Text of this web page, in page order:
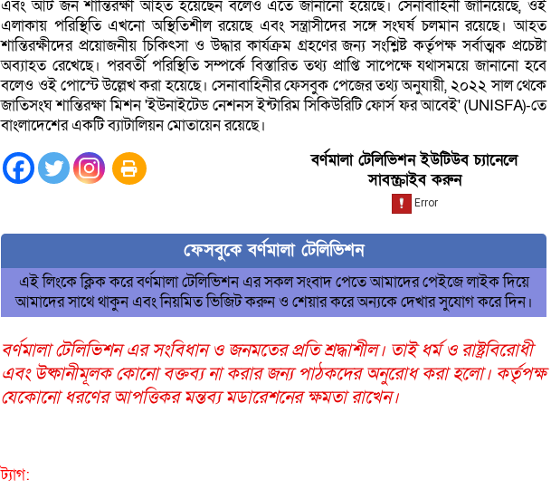
এবং আট জন শান্তিরক্ষী আহত হয়েছেন বলেও এতে জানানো হয়েছে। সেনাবাহিনী জানিয়েছে, ওই
এলাকায় পরিস্থিতি এখনো অস্থিতিশীল রয়েছে এবং সন্ত্রাসীদের সঙ্গে সংঘর্ষ চলমান রয়েছে। আহত
শান্তিরক্ষীদের প্রয়োজনীয় চিকিৎসা ও উদ্ধার কার্যক্রম গ্রহণের জন্য সংশ্লিষ্ট কর্তৃপক্ষ সর্বাত্মক প্রচেষ্টা
অব্যাহত রেখেছে। পরবর্তী পরিস্থিতি সম্পর্কে বিস্তারিত তথ্য প্রাপ্তি সাপেক্ষে যথাসময়ে জানানো হবে
বলেও ওই পোস্টে উল্লেখ করা হয়েছে। সেনাবাহিনীর ফেসবুক পেজের তথ্য অনুযায়ী, ২০২২ সাল থেকে
জাতিসংঘ শান্তিরক্ষা মিশন 'ইউনাইটেড নেশনস ইন্টারিম সিকিউরিটি ফোর্স ফর আবেই' (UNISFA)-তে
বাংলাদেশের একটি ব্যাটালিয়ন মোতায়েন রয়েছে।
বর্ণমালা টেলিভিশন ইউটিউব চ্যানেলে
সাবস্ক্রাইব করুন
ফেসবুকে বর্ণমালা টেলিভিশন
এই লিংকে ক্লিক করে বর্ণমালা টেলিভিশন এর সকল সংবাদ পেতে আমাদের পেইজে লাইক দিয়ে
আমাদের সাথে থাকুন এবং নিয়মিত ভিজিট করুন ও শেয়ার করে অন্যকে দেখার সুযোগ করে দিন।
বর্ণমালা টেলিভিশন এর সংবিধান ও জনমতের প্রতি শ্রদ্ধাশীল। তাই ধর্ম ও রাষ্ট্রবিরোধী
এবং উষ্কানীমূলক কোনো বক্তব্য না করার জন্য পাঠকদের অনুরোধ করা হলো। কর্তৃপক্ষ
যেকোনো ধরণের আপত্তিকর মন্তব্য মডারেশনের ক্ষমতা রাখেন।
ট্যাগ: